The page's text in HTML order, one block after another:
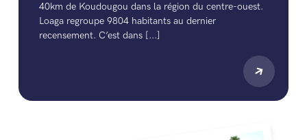
40km de Koudougou dans la région du centre-ouest.
Loaga regroupe 9804 habitants au dernier
recensement. C’est dans [...]